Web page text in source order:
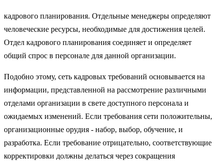
кадрового планирования. Отдельные менеджеры определяют
человеческие ресурсы, необходимые для достижения целей.
Отдел кадрового планирования соединяет и определяет
общий спрос в персонале для данной организации.
Подобно этому, сеть кадровых требований основывается на
информации, представленной на рассмотрение различными
отделами организации в свете доступного персонала и
ожидаемых изменений. Если требования сети положительны,
организационные орудия - набор, выбор, обучение, и
разработка. Если требование отрицательно, соответствующие
корректировки должны делаться через сокращения